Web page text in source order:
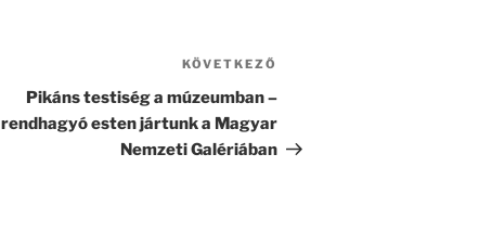
KÖVETKEZŐ
Pikáns testiség a múzeumban –
rendhagyó esten jártunk a Magyar
Nemzeti Galériában